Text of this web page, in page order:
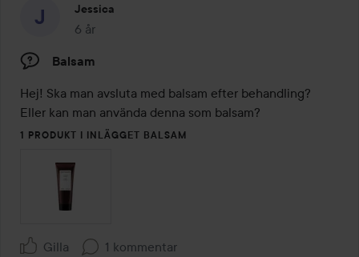
Jessica
6 år
Inlägget skapades 6 år
Balsam
Hej! Ska man avsluta med balsam efter behandling?
Eller kan man använda denna som balsam?
1 PRODUKT I INLÄGGET BALSAM
Gilla 1 kommentar